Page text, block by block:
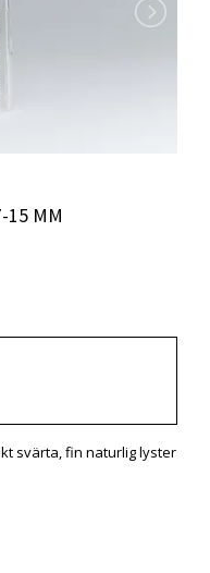
15 MM
svärta, fin naturlig lyster